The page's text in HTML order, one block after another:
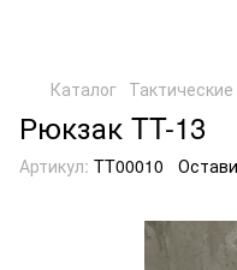
Каталог
Рюкзак TT-13
Артикул: TT00010